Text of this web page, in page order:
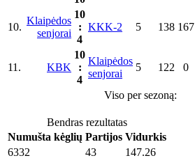
10.
Klaipėdos
senjorai
10
:
4
KKK-2 5 138 167
11. KBK
10
:
4
Klaipėdos
senjorai
5 122 0
Viso per sezoną:
Bendras rezultatas
Numušta kėglių Partijos Vidurkis
6332
43 147.26